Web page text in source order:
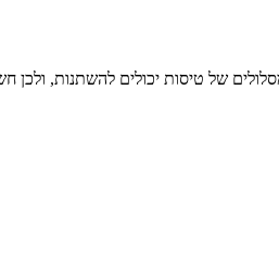
של טיסות יכולים להשתנות,